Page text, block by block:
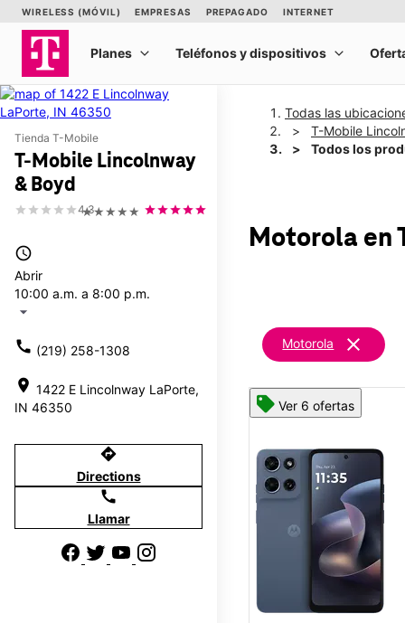
Tienda T-Mobile
T-Mobile Lincolnway
& Boyd
★★★★★
4.3
access_time
Abrir
10:00 a.m. a 8:00 p.m.
arrow_drop_down
call (219) 258-1308
location_on 1422 E Lincolnway LaPorte,
IN 46350
directions
Directions
call
Llamar
Todas las
T-Mobile
Todos los
Motorola en
Motorola clear
Ver 6 ofertas